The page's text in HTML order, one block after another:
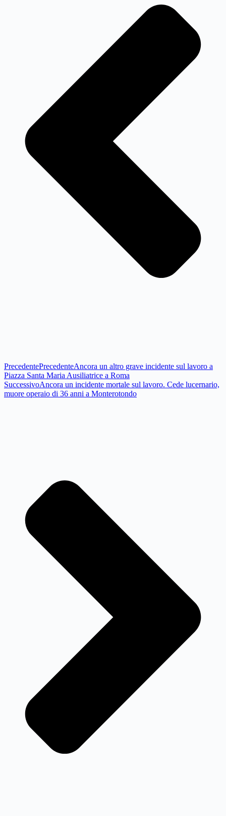
PrecedentePrecedenteAncora un altro grave incidente sul lavoro a
Piazza Santa Maria Ausiliatrice a Roma
SuccessivoAncora un incidente mortale sul lavoro. Cede lucernario,
muore operaio di 36 anni a Monterotondo